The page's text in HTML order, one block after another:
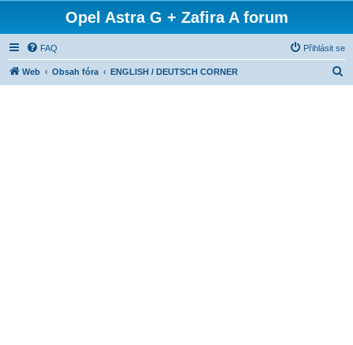
Opel Astra G + Zafira A forum
FAQ Přihlásit se
Web Obsah fóra ENGLISH / DEUTSCH CORNER